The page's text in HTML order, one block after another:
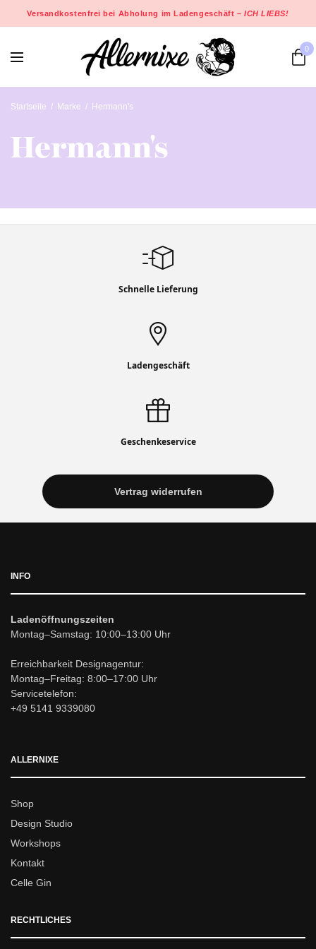
Versandkostenfrei bei Abholung im Ladengeschäft –ICH LIEBS!
0
Startseite / Marke / Hermann's
Hermann's
Schnelle Lieferung
Ladengeschäft
Geschenkeservice
Vertrag widerrufen
INFO
Ladenöffnungszeiten
Montag–Samstag: 10:00–13:00 Uhr
Erreichbarkeit Designagentur:
Montag–Freitag: 8:00–17:00 Uhr
Servicetelefon:
+49 5141 9339080
ALLERNIXE
Shop
Design Studio
Workshops
Kontakt
Celle Gin
RECHTLICHES